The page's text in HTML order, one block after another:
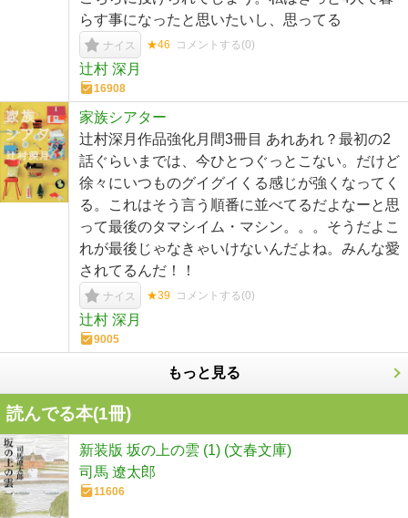
らす事になったと思いたいし、思ってる
ナイス ★46 コメントする(0)
辻村 深月
16908
家族シアター
辻村深月作品強化月間3冊目 あれあれ？最初の2
話ぐらいまでは、今ひとつぐっとこない。だけど
徐々にいつものグイグイくる感じが強くなってく
る。これはそう言う順番に並べてるだよなーと思
って最後のタマシイム・マシン。。。そうだよこ
れが最後じゃなきゃいけないんだよね。みんな愛
されてるんだ！！
ナイス ★39 コメントする(0)
辻村 深月
9005
もっと見る
読んでる本(1冊)
新装版 坂の上の雲 (1) (文春文庫)
司馬 遼太郎
11606